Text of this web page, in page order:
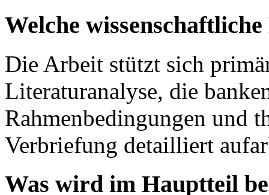
Welche
Die Arbeit stützt sich
Literaturanalyse, die
Rahmenbedingungen und
Verbriefung detailliert
Was wird im Hauptteil